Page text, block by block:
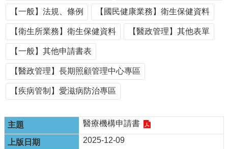
訊
息
服
務
專
區
主
題
區
English
【一般】法規、條例 【國民健康業務】衛生保健資料
【衛生所業務】衛生保健資料 【醫政管理】其他表單
【一般】其他申請書表
【醫政管理】長期照顧管理中心專區
【疾病管制】愛滋病防治專區
醫療機構申請書
2025-12-09